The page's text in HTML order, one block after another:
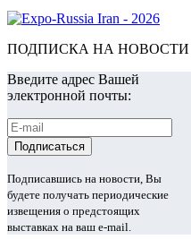
ПОДПИСКА НА НОВОСТИ
Введите адрес Вашей
электронной почты:
Подписавшись на новости, Вы
будете получать периодические
извещения о предстоящих
выставках на ваш e-mail.